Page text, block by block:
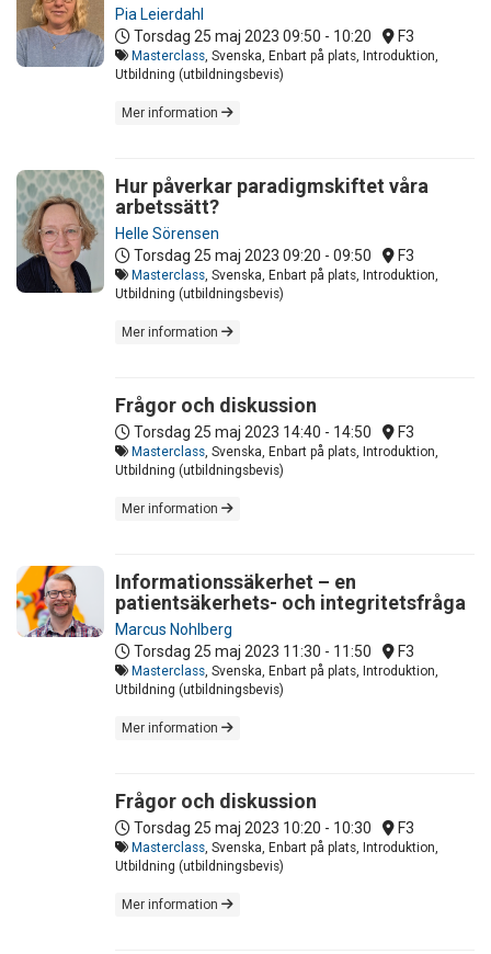
Pia Leierdahl
Torsdag 25 maj 2023 09:50 - 10:20 F3
Masterclass, Svenska, Enbart på plats, Introduktion,
Utbildning (utbildningsbevis)
Mer information
Hur påverkar paradigmskiftet våra
arbetssätt?
Helle Sörensen
Torsdag 25 maj 2023 09:20 - 09:50 F3
Masterclass, Svenska, Enbart på plats, Introduktion,
Utbildning (utbildningsbevis)
Mer information
Frågor och diskussion
Torsdag 25 maj 2023 14:40 - 14:50 F3
Masterclass, Svenska, Enbart på plats, Introduktion,
Utbildning (utbildningsbevis)
Mer information
Informationssäkerhet – en
patientsäkerhets- och integritetsfråga
Marcus Nohlberg
Torsdag 25 maj 2023 11:30 - 11:50 F3
Masterclass, Svenska, Enbart på plats, Introduktion,
Utbildning (utbildningsbevis)
Mer information
Frågor och diskussion
Torsdag 25 maj 2023 10:20 - 10:30 F3
Masterclass, Svenska, Enbart på plats, Introduktion,
Utbildning (utbildningsbevis)
Mer information